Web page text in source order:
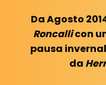
Da Agosto
Roncallicon
pausa
da